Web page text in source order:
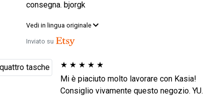
consegna. bjorgk
Vedi in lingua originale
Inviato su
★ ★ ★ ★ ★
Mi è piaciuto molto lavorare con Kasia!
Consiglio vivamente questo negozio. YU.